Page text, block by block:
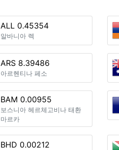
ALL 0.45354
알바니아 렉
ARS 8.39486
아르헨티나 페소
BAM 0.00955
보스니아 헤르체고비나 태환
마르카
BHD 0.00212